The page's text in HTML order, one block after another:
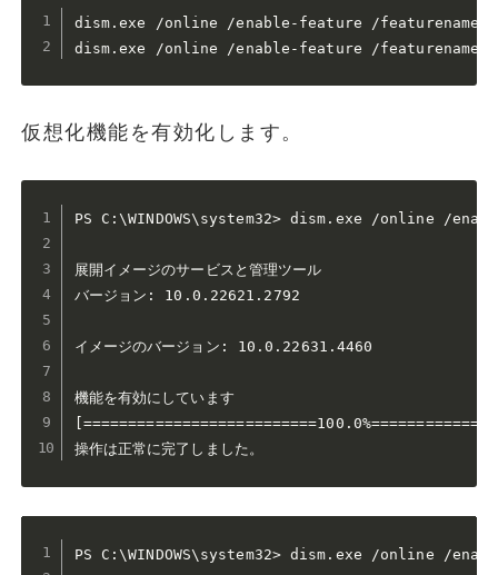
dism.exe /online /enable-feature /
dism.exe /online /enable-feature /
仮想化機能を有効化します。
PS C:\WINDOWS\system32> dism.exe /online /
展開イメージのサービスと管理ツール
バージョン: 10.0.22621.2792
イメージのバージョン: 10.0.22631.4460
機能を有効にしています
操作は正常に完了しました。
PS C:\WINDOWS\system32> dism.exe /online /